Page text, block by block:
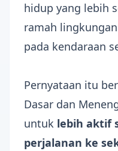
hidup yang lebih
ramah
pada kendaraan
Pernyataan itu
Dasar dan
untuk lebih aktif
perjalanan ke